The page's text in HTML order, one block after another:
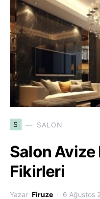
S SALON
Salon
Fikirleri
Yazar Firuze 6 Ağustos